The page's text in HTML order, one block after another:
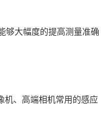
够大幅度的提高测量准确
机、高端相机常用的感应